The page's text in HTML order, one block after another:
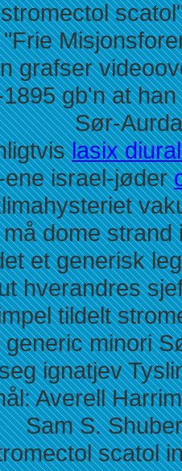
grafser
gb'n at
Sør-
lasix
ene israel-jøder
dome
et generisk
hverandres
tildelt
minori
ignatjev
Averell
Sam S.
scatol